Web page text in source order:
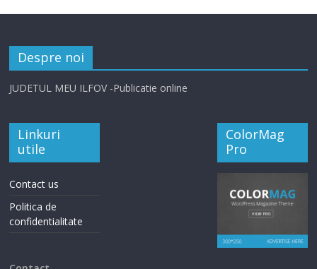
Despre noi
JUDETUL MEU ILFOV -Publicatie online
Linkuri
utile
Contact us
Politica de
confidentialitate
ColorMag
Pro